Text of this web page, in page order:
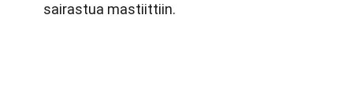
sairastua mastiittiin.